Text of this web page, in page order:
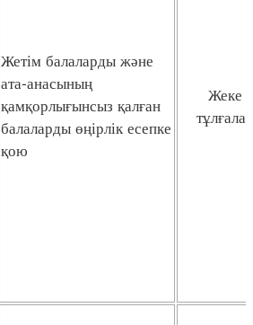
Жетім балаларды және
ата-анасының
қамқорлығынсыз қалған
балаларды өңірлік есепке
қою
Жеке
тұлғалар